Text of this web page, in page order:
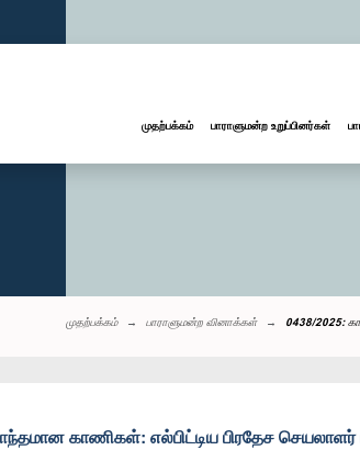
முதற்பக்கம் பாராளுமன்ற உறுப்பினர்கள்
முதற்பக்கம் பாராளுமன்ற வினாக்கள் 0438/2025:
காணிகள்: எல்பிட்டிய பிரதேச செயலாளர்